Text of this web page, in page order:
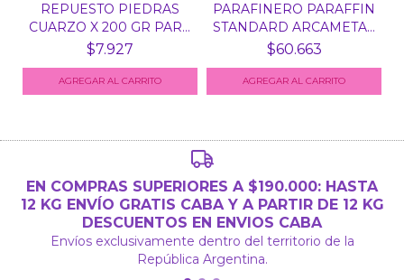
REPUESTO PIEDRAS
CUARZO X 200 GR PARA
ES...
$7.927
PARAFINERO PARAFFIN
STANDARD ARCAMETAL
8...
$60.663
AGREGAR AL CARRITO
EN COMPRAS SUPERIORES A $190.000: HASTA
12 KG ENVÍO GRATIS CABA Y A PARTIR DE 12 KG
DESCUENTOS EN ENVIOS CABA
Envíos exclusivamente dentro del territorio de la
República Argentina.